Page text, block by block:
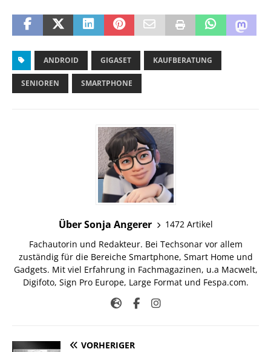
ANDROID GIGASET KAUFBERATUNG
SENIOREN SMARTPHONE
Über Sonja Angerer
1472 Artikel
Fachautorin und Redakteur. Bei Techsonar vor allem
zuständig für die Bereiche Smartphone, Smart Home und
Gadgets. Mit viel Erfahrung in Fachmagazinen, u.a Macwelt,
Digifoto, Sign Pro Europe, Large Format und Fespa.com.
VORHERIGER